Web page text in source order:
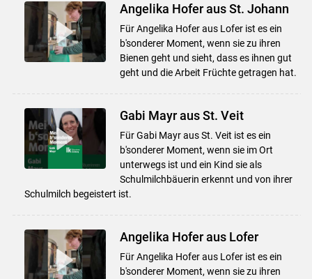
Angelika Hofer aus St. Johann
Für Angelika Hofer aus Lofer ist es ein
b'sonderer Moment, wenn sie zu ihren
Bienen geht und sieht, dass es ihnen gut
geht und die Arbeit Früchte getragen hat.
Gabi Mayr aus St. Veit
Für Gabi Mayr aus St. Veit ist es ein
b'sonderer Moment, wenn sie im Ort
unterwegs ist und ein Kind sie als
Schulmilchbäuerin erkennt und von ihrer
Schulmilch begeistert ist.
Angelika Hofer aus Lofer
Für Angelika Hofer aus Lofer ist es ein
b'sonderer Moment, wenn sie zu ihren